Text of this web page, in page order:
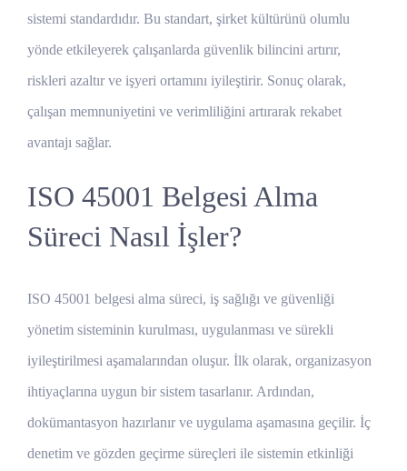
sistemi standardıdır. Bu standart, şirket kültürünü olumlu
yönde etkileyerek çalışanlarda güvenlik bilincini artırır,
riskleri azaltır ve işyeri ortamını iyileştirir. Sonuç olarak,
çalışan memnuniyetini ve verimliliğini artırarak rekabet
avantajı sağlar.
ISO 45001 Belgesi Alma
Süreci Nasıl İşler?
ISO 45001 belgesi alma süreci, iş sağlığı ve güvenliği
yönetim sisteminin kurulması, uygulanması ve sürekli
iyileştirilmesi aşamalarından oluşur. İlk olarak, organizasyon
ihtiyaçlarına uygun bir sistem tasarlanır. Ardından,
dokümantasyon hazırlanır ve uygulama aşamasına geçilir. İç
denetim ve gözden geçirme süreçleri ile sistemin etkinliği